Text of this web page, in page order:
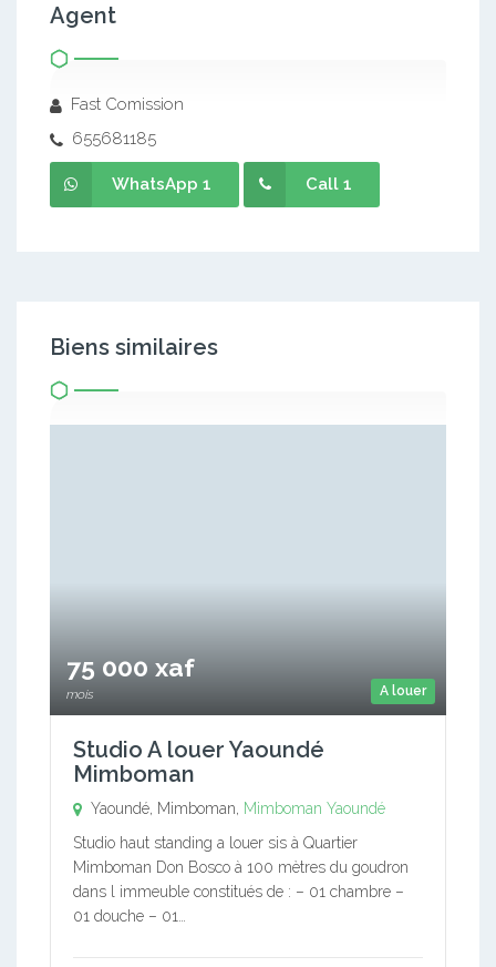
Agent
Fast Comission
655681185
WhatsApp 1 Call 1
Biens similaires
A louer
75 000 xaf
mois
Studio A louer Yaoundé
Mimboman
Yaoundé, Mimboman, Mimboman Yaoundé
Studio haut standing a louer sis à Quartier
Mimboman Don Bosco à 100 mètres du goudron
dans l immeuble constitués de : – 01 chambre –
01 douche – 01…